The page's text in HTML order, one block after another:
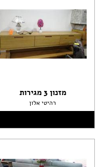
מזנון 3 מגירות
רהיטי אלון